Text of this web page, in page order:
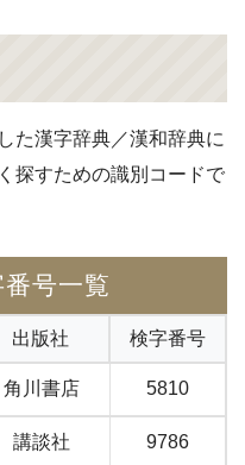
た漢字辞典／漢和辞典に
探すための識別コードで
番号一覧
出版社 検字番号
角川書店 5810
講談社 9786